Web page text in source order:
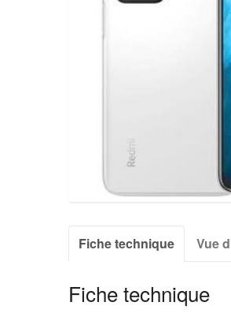
Fiche technique Vue
Fiche technique